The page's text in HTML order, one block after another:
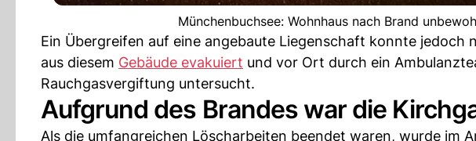
Münchenbuchsee: Wohnhaus nach Brand
Ein Übergreifen auf eine angebaute Liegenschaft konnte
aus diesem Gebäude evakuiert und vor Ort durch ein
Rauchgasvergiftung untersucht.
Aufgrund des Brandes war die
Als die umfangreichen Löscharbeiten beendet waren, wurde im